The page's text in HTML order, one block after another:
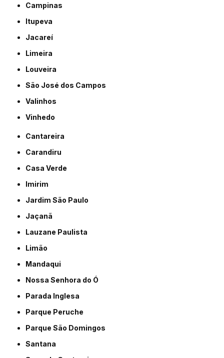
Campinas
Itupeva
Jacareí
Limeira
Louveira
São José dos Campos
Valinhos
Vinhedo
Cantareira
Carandiru
Casa Verde
Imirim
Jardim São Paulo
Jaçanã
Lauzane Paulista
Limão
Mandaqui
Nossa Senhora do Ó
Parada Inglesa
Parque Peruche
Parque São Domingos
Santana